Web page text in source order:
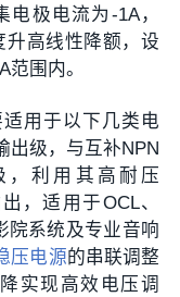
极电流为-1A，
升高线性降额，设
围内。
用于以下几类电
出级，与互补NPN
，利用其高耐压
，适用于OCL、
院系统及专业音响
压电源的串联调整
实现高效电压调